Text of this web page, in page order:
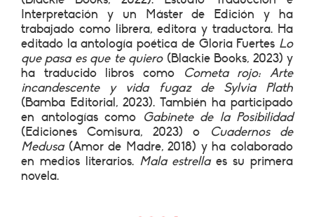
Interpretación y un Máster de Edición y ha
trabajado como librera, editora y traductora. Ha
editado la antología poética de Gloria Fuertes Lo
que pasa es que te quiero(Blackie Books, 2023) y
ha traducido libros como
Cometa rojo: Arte
incandescente y vida fugaz de Sylvia Plath
(Bamba Editorial, 2023). También ha participado
en antologías como Gabinete de la Posibilidad
(Ediciones Comisura, 2023) o
Cuadernos de
Medusa(Amor de Madre, 2018) y ha colaborado
en medios literarios. Mala estrellaes su primera
novela.